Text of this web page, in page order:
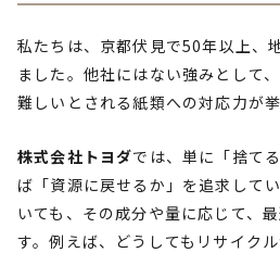
私たちは、京都伏見で50年以上、
ました。他社にはない強みとして
難しいとされる紙類への対応力が挙
株式会社トヨダでは、単に「捨て
ば「資源に戻せるか」を追求して
いても、その成分や量に応じて、
す。例えば、どうしてもリサイク